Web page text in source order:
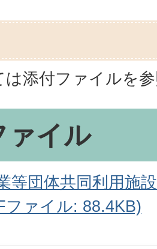
は添付ファイルを
ァイル
等団体共同利用施
ファイル: 88.4KB)